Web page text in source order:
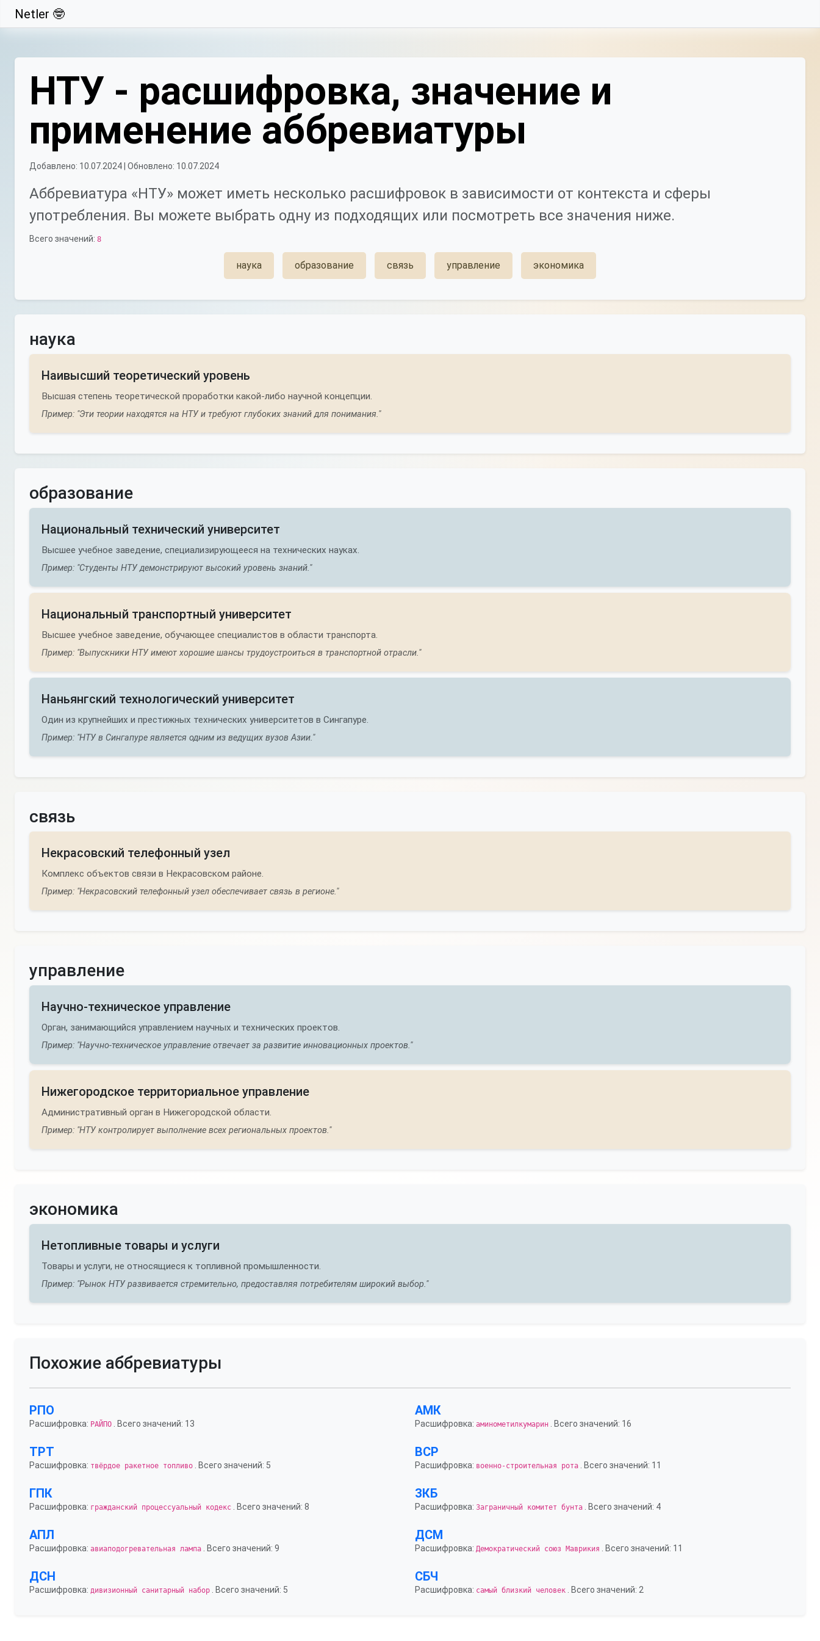
Свернуть
Netler 🤓
НТУ - расшифровка, значение и
применение аббревиатуры
Добавлено: 10.07.2024 | Обновлено: 10.07.2024
Аббревиатура «НТУ» может иметь несколько расшифровок в зависимости от контекста и сферы
употребления. Вы можете выбрать одну из подходящих или посмотреть все значения ниже.
Всего значений: 8
наука образование связь управление экономика
наука
Наивысший теоретический уровень
Высшая степень теоретической проработки какой-либо научной концепции.
Пример: "Эти теории находятся на НТУ и требуют глубоких знаний для понимания."
образование
Национальный технический университет
Высшее учебное заведение, специализирующееся на технических науках.
Пример: "Студенты НТУ демонстрируют высокий уровень знаний."
Национальный транспортный университет
Высшее учебное заведение, обучающее специалистов в области транспорта.
Пример: "Выпускники НТУ имеют хорошие шансы трудоустроиться в транспортной отрасли."
Наньянгский технологический университет
Один из крупнейших и престижных технических университетов в Сингапуре.
Пример: "НТУ в Сингапуре является одним из ведущих вузов Азии."
связь
Некрасовский телефонный узел
Комплекс объектов связи в Некрасовском районе.
Пример: "Некрасовский телефонный узел обеспечивает связь в регионе."
управление
Научно-техническое управление
Орган, занимающийся управлением научных и технических проектов.
Пример: "Научно-техническое управление отвечает за развитие инновационных проектов."
Нижегородское территориальное управление
Административный орган в Нижегородской области.
Пример: "НТУ контролирует выполнение всех региональных проектов."
экономика
Нетопливные товары и услуги
Товары и услуги, не относящиеся к топливной промышленности.
Пример: "Рынок НТУ развивается стремительно, предоставляя потребителям широкий выбор."
Похожие аббревиатуры
РПО
Расшифровка: РАЙПО . Всего значений: 13
АМК
Расшифровка: аминометилкумарин . Всего значений: 16
ТРТ
Расшифровка: твёрдое ракетное топливо . Всего значений: 5
ВСР
Расшифровка: военно-строительная рота . Всего значений: 11
ГПК
Расшифровка: гражданский процессуальный кодекс . Всего значений: 8
ЗКБ
Расшифровка: Заграничный комитет бунта . Всего значений: 4
АПЛ
Расшифровка: авиаподогревательная лампа . Всего значений: 9
ДСМ
Расшифровка: Демократический союз Маврикия . Всего значений: 11
ДСН
Расшифровка: дивизионный санитарный набор . Всего значений: 5
СБЧ
Расшифровка: самый близкий человек . Всего значений: 2